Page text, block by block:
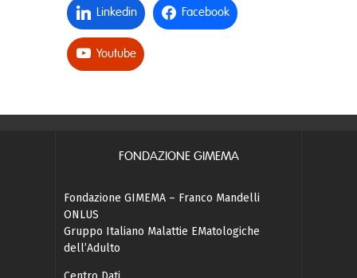
Linkedin Facebook
Youtube
FONDAZIONE GIMEMA
Fondazione GIMEMA – Franco Mandelli
ONLUS
Gruppo Italiano Malattie EMatologiche
dell’Adulto